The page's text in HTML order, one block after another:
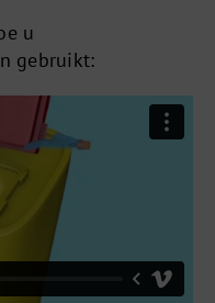
u
gebruikt: